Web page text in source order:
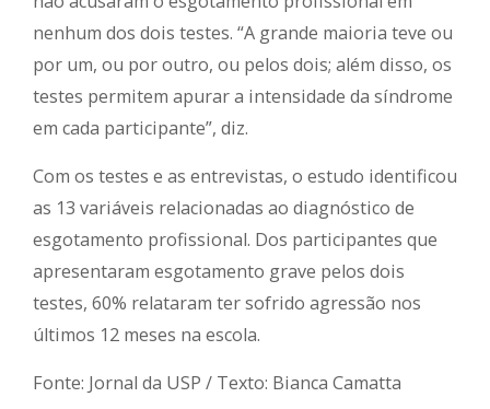
nenhum dos dois testes. “A grande maioria teve ou
por um, ou por outro, ou pelos dois; além disso, os
testes permitem apurar a intensidade da síndrome
em cada participante”, diz.
Com os testes e as entrevistas, o estudo identificou
as 13 variáveis relacionadas ao diagnóstico de
esgotamento profissional. Dos participantes que
apresentaram esgotamento grave pelos dois
testes, 60% relataram ter sofrido agressão nos
últimos 12 meses na escola.
Fonte: Jornal da USP / Texto: Bianca Camatta